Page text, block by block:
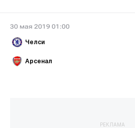
30 мая 2019 01:00
Челси
Арсенал
РЕКЛАМА